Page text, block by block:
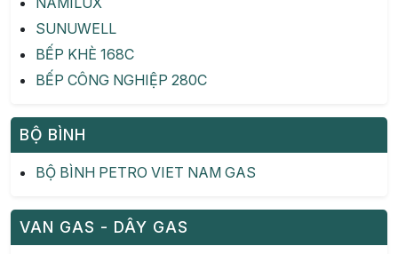
SUNUWELL
BẾP KHÈ 168C
BẾP CÔNG NGHIỆP 280C
BỘ BÌNH
BỘ BÌNH PETRO VIET NAM GAS
VAN GAS - DÂY GAS